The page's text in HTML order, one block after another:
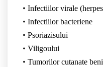
Infectiilor virale
Infectiilor bacteriene
Psoriazisului
Viligoului
Tumorilor cutanate